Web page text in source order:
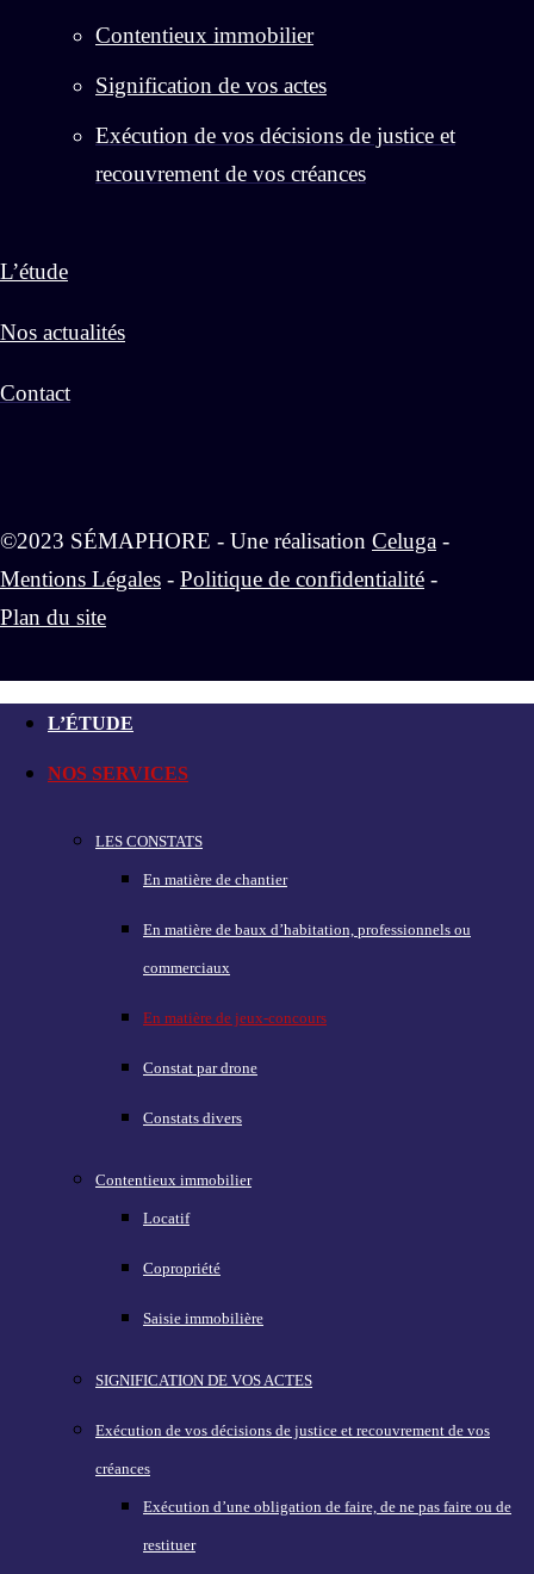
Contentieux immobilier
Signification de vos actes
Exécution de vos décisions de justice et
recouvrement de vos créances
L’étude
Nos actualités
Contact
©2023 SÉMAPHORE - Une réalisation Celuga -
Mentions Légales - Politique de confidentialité -
Plan du site
L’ÉTUDE
NOS SERVICES
LES CONSTATS
En matière de chantier
En matière de baux d’habitation, professionnels ou
commerciaux
En matière de jeux-concours
Constat par drone
Constats divers
Contentieux immobilier
Locatif
Copropriété
Saisie immobilière
SIGNIFICATION DE VOS ACTES
Exécution de vos décisions de justice et recouvrement de vos
créances
Exécution d’une obligation de faire, de ne pas faire ou de
restituer